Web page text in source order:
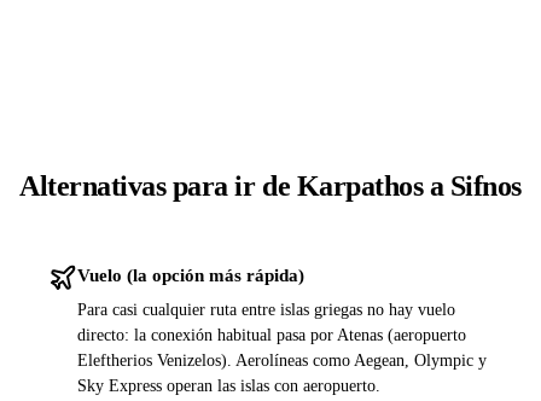
Alternativas para ir de Karpathos a Sifnos
Vuelo (la opción más rápida)
Para casi cualquier ruta entre islas griegas no hay vuelo
directo: la conexión habitual pasa por Atenas (aeropuerto
Eleftherios Venizelos). Aerolíneas como Aegean, Olympic y
Sky Express operan las islas con aeropuerto.